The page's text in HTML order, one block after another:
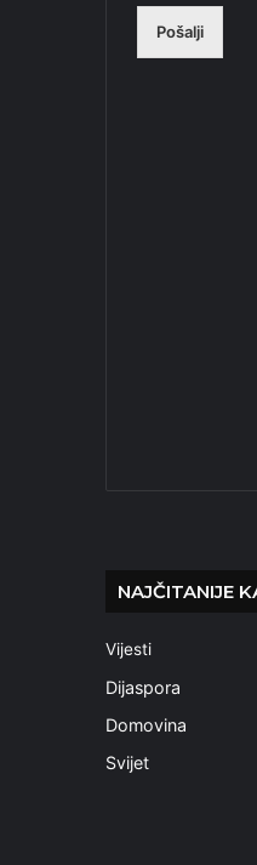
Pošalji
NAJČITANIJE
Vijesti
Dijaspora
Domovina
Svijet